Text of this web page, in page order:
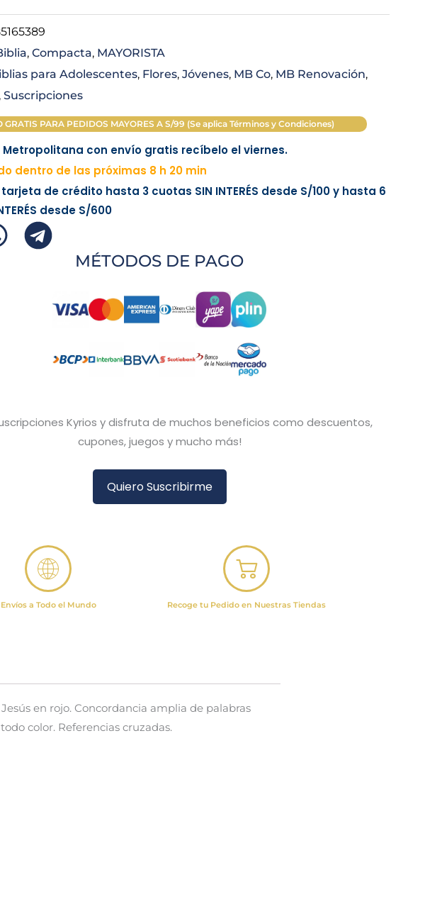
was:
S/ 96.00.S/ 75.00.
, Compacta, MAYORISTA
para Adolescentes, Flores, Jóvenes, MB Co, MB Renovación,
, Suscripciones
PARA PEDIDOS MAYORES A S/99 (Se aplica Términos y Condiciones)
Metropolitana con envío gratis recíbelo el viernes.
dentro de las próximas 8 h 20 min
tarjeta de crédito hasta 3 cuotas SIN INTERÉS desde S/100y hasta 6
desde S/600
MÉTODOS DE PAGO
Kyrios y disfruta de muchos beneficios como descuentos,
cupones, juegos y mucho más!
Quiero Suscribirme
Envíos a Todo el Mundo Recoge tu Pedido en Nuestras Tiendas
en rojo. Concordancia amplia de palabras
color. Referencias cruzadas.